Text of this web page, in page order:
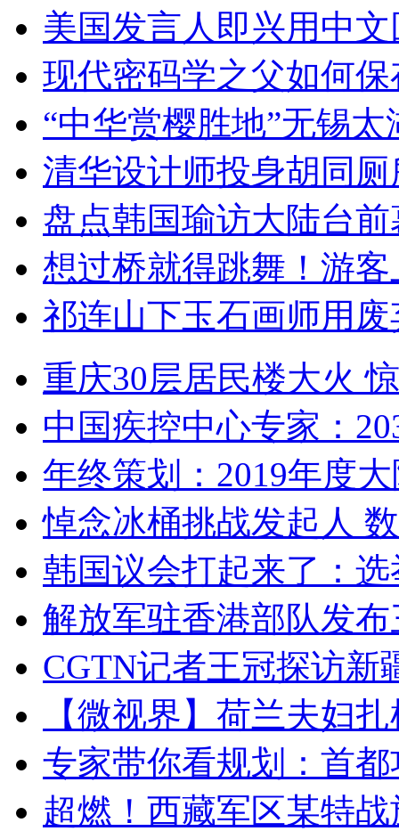
美国发言人即兴用中
现代密码学之父如何
“中华赏樱胜地”无锡
清华设计师投身胡同
盘点韩国瑜访大陆台
想过桥就得跳舞！游客
祁连山下玉石画师用
重庆30层居民楼大火
中国疾控中心专家：
年终策划：2019年度
悼念冰桶挑战发起人
韩国议会打起来了：
解放军驻香港部队发
CGTN记者王冠探访新
【微视界】荷兰夫妇
专家带你看规划：首
超燃！西藏军区某特